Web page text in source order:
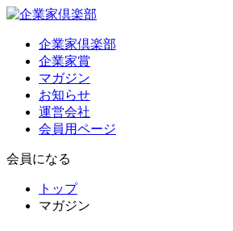
企業家倶楽部
企業家賞
マガジン
お知らせ
運営会社
会員用ページ
会員になる
トップ
マガジン